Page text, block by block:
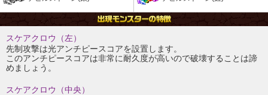
スケアクロウ（左）
先制攻撃は光アンチピースコアを設置します。
このアンチピースコアは非常に耐久度が高いので破壊することは諦
めましょう。
スケアクロウ（中央）